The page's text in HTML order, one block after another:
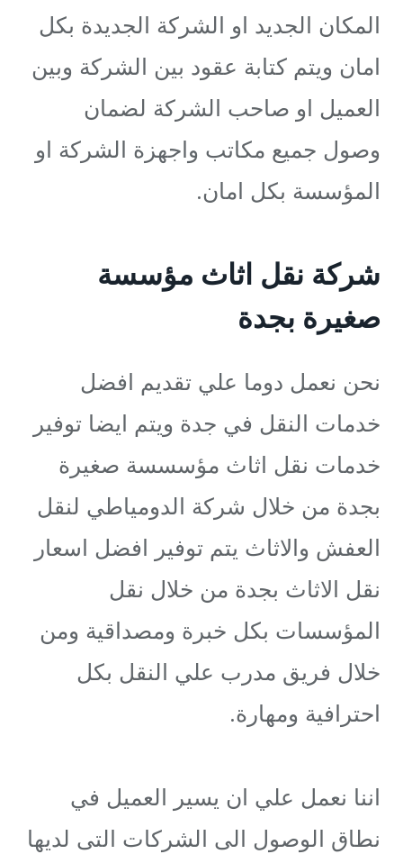
المكان الجديد او الشركة الجديدة بكل
امان ويتم كتابة عقود بين الشركة وبين
العميل او صاحب الشركة لضمان
وصول جميع مكاتب واجهزة الشركة او
المؤسسة بكل امان.
شركة نقل اثاث مؤسسة
صغيرة بجدة
نحن نعمل دوما علي تقديم افضل
خدمات النقل في جدة ويتم ايضا توفير
خدمات نقل اثاث مؤسسسة صغيرة
بجدة من خلال شركة الدومياطي لنقل
العفش والاثاث يتم توفير افضل اسعار
نقل الاثاث بجدة من خلال نقل
المؤسسات بكل خبرة ومصداقية ومن
خلال فريق مدرب علي النقل بكل
احترافية ومهارة.
اننا نعمل علي ان يسير العميل في
نطاق الوصول الى الشركات التى لديها